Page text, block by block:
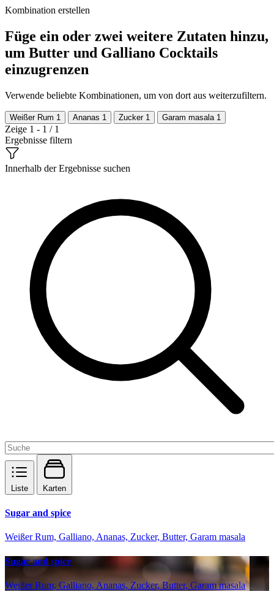
Kombination erstellen
Füge ein oder zwei weitere Zutaten hinzu,
um Butter und Galliano Cocktails
einzugrenzen
Verwende beliebte Kombinationen, um von dort aus weiterzufiltern.
Weißer Rum 1 Ananas 1 Zucker 1 Garam masala 1
Zeige 1 - 1 / 1
Ergebnisse filtern
Innerhalb der Ergebnisse suchen
Liste Karten
Sugar and spice
Weißer Rum, Galliano, Ananas, Zucker, Butter, Garam masala
Sugar and spice
Weißer Rum, Galliano, Ananas, Zucker, Butter, Garam masala